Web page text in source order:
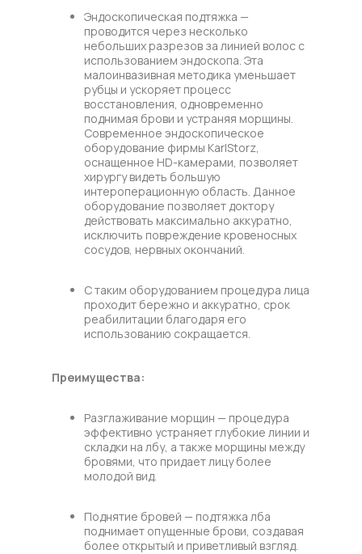
Эндоскопическая подтяжка —
проводится через несколько
небольших разрезов за линией волос с
использованием эндоскопа. Эта
малоинвазивная методика уменьшает
рубцы и ускоряет процесс
восстановления, одновременно
поднимая брови и устраняя морщины.
Современное эндоскопическое
оборудование фирмы KarlStorz,
оснащенное HD-камерами, позволяет
хирургу видеть большую
интероперационную область. Данное
оборудование позволяет доктору
действовать максимально аккуратно,
исключить повреждение кровеносных
сосудов, нервных окончаний.
С таким оборудованием процедура лица
проходит бережно и аккуратно, срок
реабилитации благодаря его
использованию сокращается.
Преимущества:
Разглаживание морщин — процедура
эффективно устраняет глубокие линии и
складки на лбу, а также морщины между
бровями, что придает лицу более
молодой вид.
Поднятие бровей — подтяжка лба
поднимает опущенные брови, создавая
более открытый и приветливый взгляд.